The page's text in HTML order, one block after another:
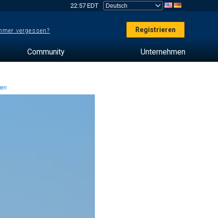
22:57 EDT
vergessen? Registrieren
Community Unternehmen